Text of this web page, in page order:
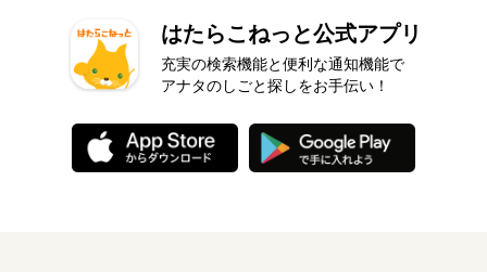
はたらこねっと公式アプリ
充実の検索機能と便利な通知機能で
アナタのしごと探しをお手伝い！